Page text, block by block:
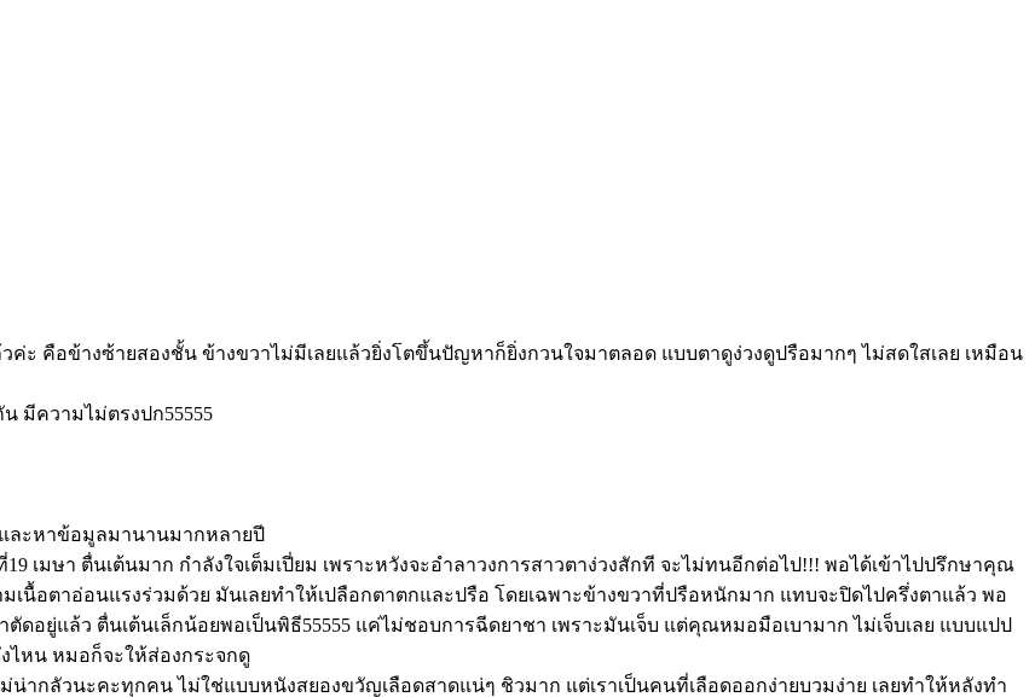
อข้างซ้ายสองชั้น ข้างขวาไม่มีเลยแล้วยิ่งโตขึ้นปัญหาก็ยิ่งกวนใจมาตลอด แบบตาดูง่วงดูปรือมากๆ ไม่สดใสเลย เหมือน
มีความไม่ตรงปก55555
ละหาข้อมูลมานานมากหลายปี
เมษา ตื่นเต้นมาก กำลังใจเต็มเปี่ยม เพราะหวังจะอำลาวงการสาวตาง่วงสักที จะไม่ทนอีกต่อไป!!! พอได้เข้าไปปรึกษาคุณ
นื้อตาอ่อนแรงร่วมด้วย มันเลยทำให้เปลือกตาตกและปรือ โดยเฉพาะข้างขวาที่ปรือหนักมาก แทบจะปิดไปครึ่งตาแล้ว พอ
ดอยู่แล้ว ตื่นเต้นเล็กน้อยพอเป็นพิธี55555 แค่ไม่ชอบการฉีดยาชา เพราะมันเจ็บ แต่คุณหมอมือเบามาก ไม่เจ็บเลย แบบแปป
ไหน หมอก็จะให้ส่องกระจกดู
ากลัวนะคะทุกคน ไม่ใช่แบบหนังสยองขวัญเลือดสาดแน่ๆ ชิวมาก แต่เราเป็นคนที่เลือดออกง่ายบวมง่าย เลยทำให้หลังทำ